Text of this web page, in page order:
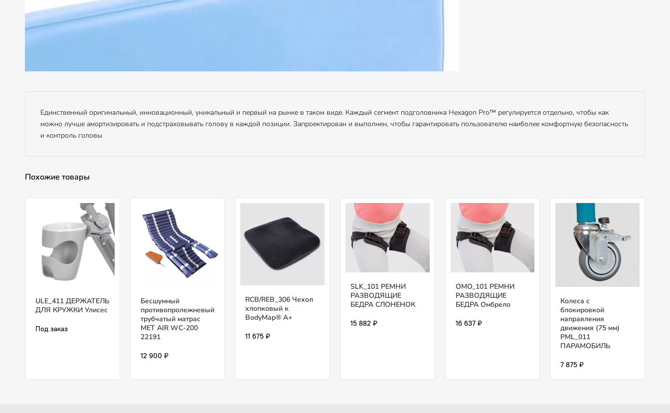
Единственный оригинальный, инновационный, уникальный и первый на рынке в таком виде. Каждый сегмент подголовника Hexagon Pro™ регулируется отдельно, чтобы как
можно лучше амортизировать и подстраховывать голову в каждой позиции. Запроектирован и выполнен, чтобы гарантировать пользователю наиболее комфортную безопасность
и контроль головы
Похожие товары
ULE_411 ДЕРЖАТЕЛЬ
ДЛЯ КРУЖКИ Улисес
Под заказ
Бесшумный
противопролежневый
трубчатый матрас
MET AIR WC-200
22191
12 900 ₽
RCB/REB_306 Чехол
хлопковый к
BodyMap® A+
11 675 ₽
SLK_101 РЕМНИ
РАЗВОДЯЩИЕ
БЕДРА СЛОНЕНОК
15 882 ₽
OMO_101 РЕМНИ
РАЗВОДЯЩИЕ
БЕДРА Омбрело
16 637 ₽
Колеса с
блокировкой
направления
движения (75 мм)
PML_011
ПАРАМОБИЛЬ
7 875 ₽